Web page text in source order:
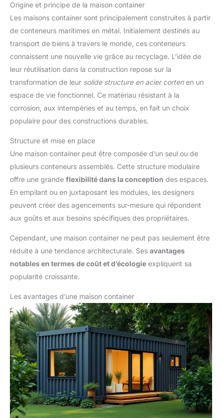
Origine et principe de la maison container
Les maisons container sont principalement construites à partir
de conteneurs maritimes en métal. Initialement destinés au
transport de biens à travers le monde, ces conteneurs
connaissent une nouvelle vie grâce au recyclage. L’idée de
leur réutilisation dans la construction repose sur la
transformation de leur solide structure en acier cortenen un
espace de vie fonctionnel. Ce matériau résistant à la
corrosion, aux intempéries et au temps, en fait un choix
populaire pour des constructions durables.
Structure et mise en place
Une maison container peut être composée d’un seul ou de
plusieurs conteneurs assemblés. Cette structure modulaire
offre une grande flexibilité dans la conception des espaces.
En empilant ou en juxtaposant les modules, les designers
peuvent créer des agencements sur-mesure qui répondent
aux goûts et aux besoins spécifiques des propriétaires.
Cependant, une maison container ne peut pas seulement être
réduite à une tendance architecturale. Ses avantages
notables en termes de coût et d’écologie expliquent sa
popularité croissante.
Les avantages d’une maison container